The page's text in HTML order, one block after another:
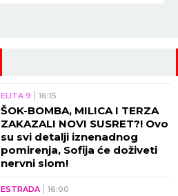
ELITA 9 16:15
ŠOK-BOMBA, MILICA I TERZA
ZAKAZALI NOVI SUSRET?! Ovo
su svi detalji iznenadnog
pomirenja, Sofija će doživeti
nervni slom!
ESTRADA 16:00